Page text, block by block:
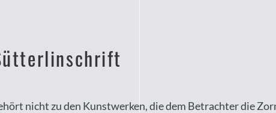
nicht zu den Kunstwerken, die dem Betrachter die